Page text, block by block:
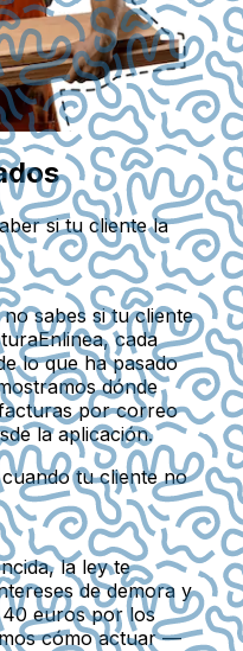
si tu cliente la
sabes si tu cliente
cada
lo que ha pasado
dónde
por correo
la aplicación.
tu cliente no
la ley te
de demora y
euros por los
cómo actuar —